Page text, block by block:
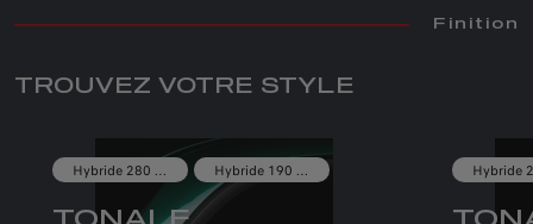
Déductible fiscalement à 100% jusqu’au
CONFIGUREZ ET COMMANDEZ
Finition
TROUVEZ VOTRE STYLE
Hybride 280 CH​ Hybride 190 CH